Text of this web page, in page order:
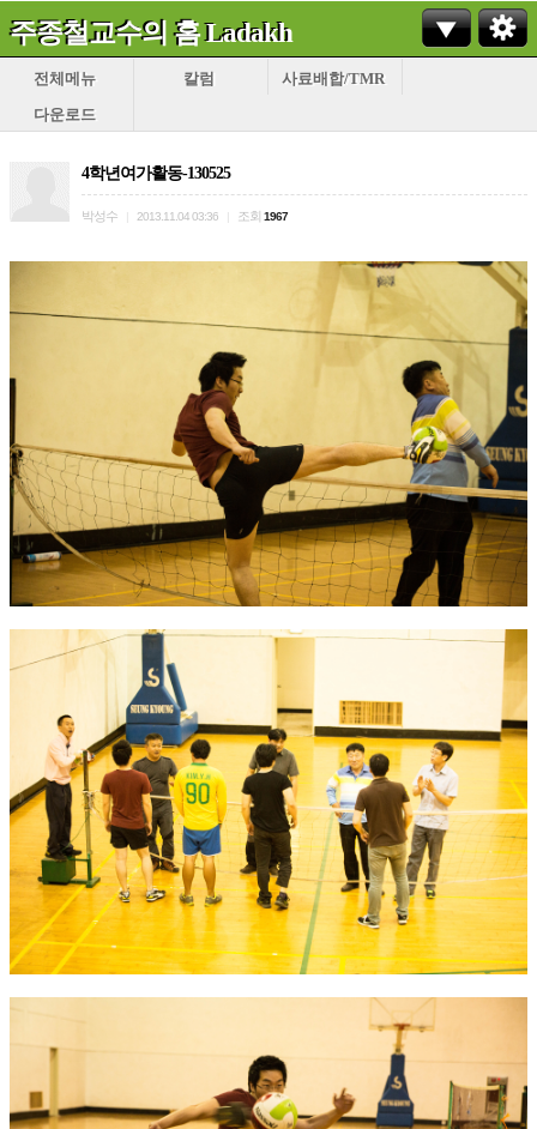
주종철교수의 홈 Ladakh
전체메뉴 칼럼
사료배합/TMR
다운로드
4학년여가활동-130525
박성수 2013.11.04 03:36 조회 1967